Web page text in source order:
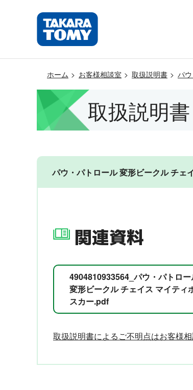
ホーム お客様相談室 取扱説明書 パ
取扱説明書
パウ・パトロール 変形ビークル チェ
関連資料
4904810933564_パウ・パトロー
変形ビークル チェイス マイティ
スカー.pdf
取扱説明書によるご不明点はお客様